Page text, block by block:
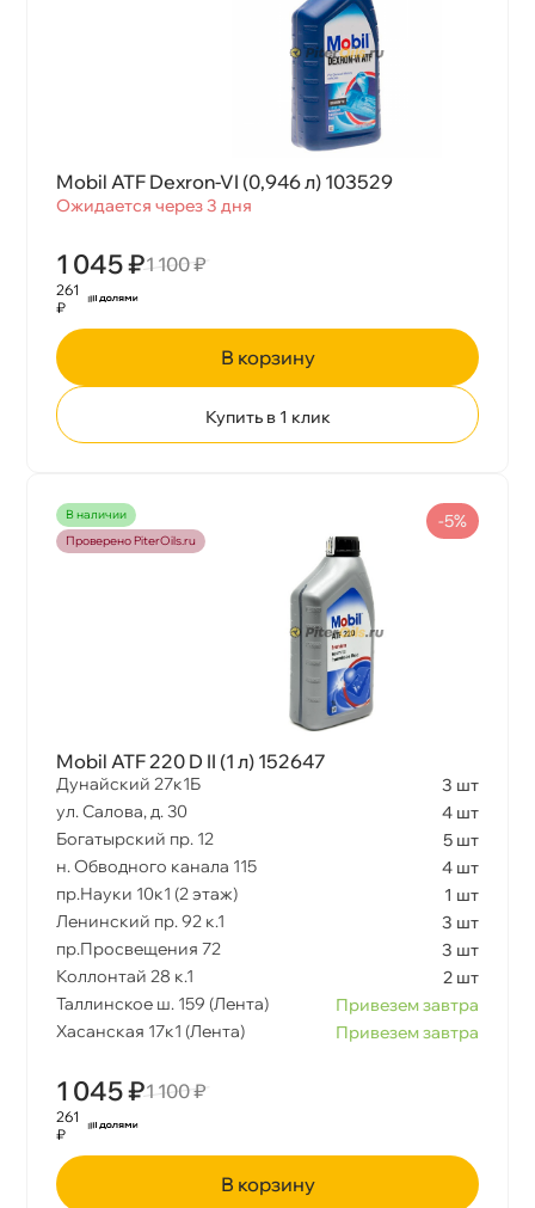
Mobil ATF Dexron-VI (0,946 л) 103529
Ожидается через 3 дня
1 045 ₽1 100 ₽
261
₽
корзину
Купить в 1 клик
наличии
Проверено PiterOils.ru
Mobil ATF 220 D II (1 л) 152647
Дунайский 27к1Б
3 шт
ул. Салова, д. 30
4 шт
Богатырский пр. 12
5 шт
н. Обводного канала 115
4 шт
пр.Науки 10к1 (2 этаж)
1 шт
Ленинский пр. 92 к.1
3 шт
пр.Просвещения 72
3 шт
Коллонтай 28 к.1
2 шт
Таллинское ш. 159 (Лента)
Привезем завтра
Хасанская 17к1 (Лента)
Привезем завтра
1 045 ₽1 100 ₽
-5%
261
₽
корзину